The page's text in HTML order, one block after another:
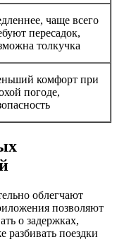
чаще всего
пересадок,
толкучка
комфорт при
погоде,
облегчают
позволяют
о задержках,
поездки